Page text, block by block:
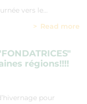
vers le…
Read more
régions!!!!
pour